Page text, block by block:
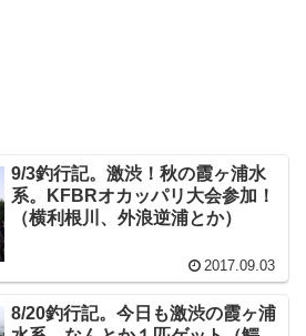
9/3釣行記。激渋！秋の霞ヶ浦水
系。KFBRオカッパリ大会参加！
（横利根川、外浪逆浦とか）
2017.09.03
8/20釣行記。今日も激渋の霞ヶ浦